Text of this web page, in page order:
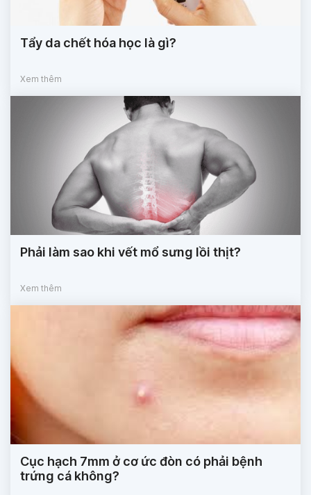
Tẩy da chết hóa học là gì?
Xem thêm
Phải làm sao khi vết mổ sưng lồi thịt?
Xem thêm
Cục hạch 7mm ở cơ ức đòn có phải bệnh
trứng cá không?